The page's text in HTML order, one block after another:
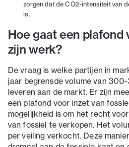
zorgen dat de CO2-intensiteit van
is.
Hoe gaat een plafond
zijn werk?
De vraag is welke partijen in
jaar begrensde volume van
leveren aan de markt. Er zijn
een plafond voor inzet van
mogelijkheid is om het recht
van fossiel te verkopen. Het
per veiling verkocht. Deze